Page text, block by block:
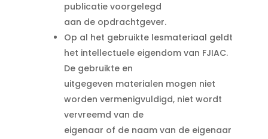
publicatie voorgelegd
aan de opdrachtgever.
Op al het gebruikte lesmateriaal geldt
het intellectuele eigendom van FJIAC.
De gebruikte en
uitgegeven materialen mogen niet
worden vermenigvuldigd, niet wordt
vervreemd van de
eigenaar of de naam van de eigenaar